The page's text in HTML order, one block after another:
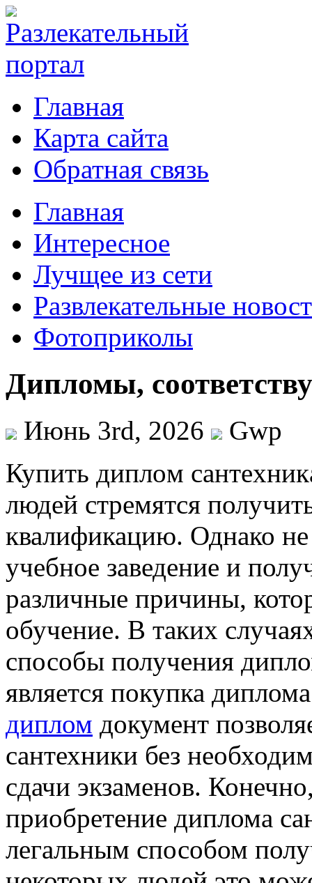
Главная
Карта сайта
Обратная связь
Главная
Интересное
Лучщее из сети
Развлекательные
Фотоприколы
Дипломы,
Июнь 3rd, 2026
Gwp
Купить диплoм
людей стремятся
квалификацию. Однако не
учебное заведение и
различные причины,
обучение. В таких
способы получения
является покупка
диплом документ
сантехники без
сдачи экзаменов.
приобретение диплома
легальным способом